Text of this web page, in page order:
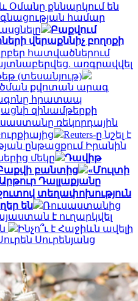
և Օմանը քննարկում են
համար
Բաքվում
վերաքննիչ բողոքի
հատվածներում
առգրավվել
(տեսանյութ)
քվոտան արագ
հրատապ
զինամթերքի
ռեկորդային
Reuters-ը նշել է
ընթացքում Իրանին
մեկը
Դավիթ
Բաքվի բանտից
«Մուլտի
Դալլաքյանը
տեղափոխություն
են
Ռուսաստանից
է ուղարկվել
Ինչո՞ւ է Հաջիևն ավելի
Սուրենյանց